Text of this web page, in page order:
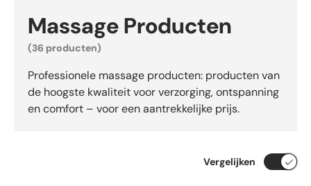
Massage Producten
(36 producten)
Professionele massage producten: producten van
de hoogste kwaliteit voor verzorging, ontspanning
en comfort – voor een aantrekkelijke prijs.
Vergelijken